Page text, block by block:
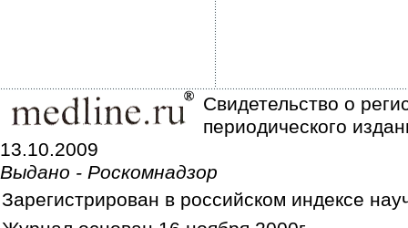
Свидетельство о
периодического
13.10.2009
Выдано - Роскомнадзор
Зарегистрирован в российском индексе